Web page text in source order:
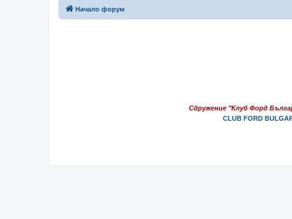
Начало форум
Сдружение "Клуб Форд
CLUB FORD